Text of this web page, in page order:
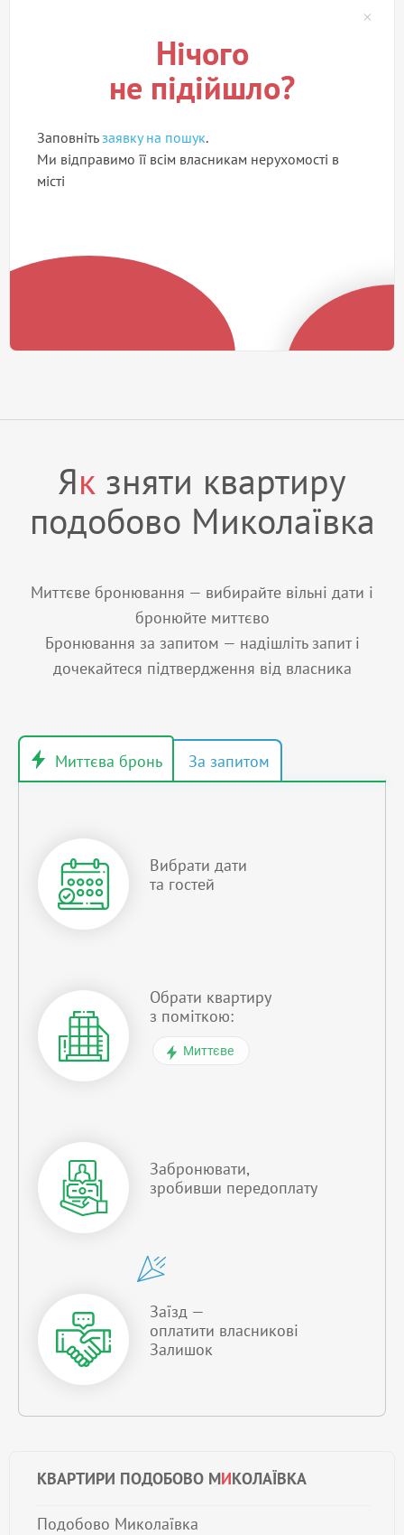
КВАРТИРИ ПОДОБОВО МИКОЛАЇВКА
Подобово Миколаївка
Нічого
не підійшло?
Заповнітьзаявку на пошук.
Ми відправимо її всім власникам нерухомості в
місті
Як зняти квартиру
подобово Миколаївка
Миттєве бронювання — вибирайте вільні дати і
бронюйте миттєво
Бронювання за запитом — надішліть запит і
дочекайтеся підтвердження від власника
Вибрати дати
та гостей
Обрати квартиру
з поміткою:
Миттєве
Забронювати,
зробивши передоплату
Заїзд —
оплатити власникові
Залишок